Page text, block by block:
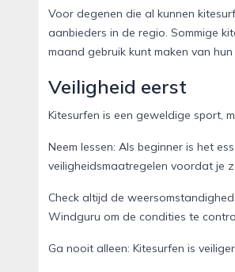
Voor degenen die al kunnen
aanbieders in de regio. Sommige
maand gebruik kunt maken van
Veiligheid eerst
Kitesurfen is een geweldige sport,
Neem lessen: Als beginner is het
veiligheidsmaatregelen voordat je
Check altijd de
Windguru om de condities te
Ga nooit alleen: Kitesurfen is